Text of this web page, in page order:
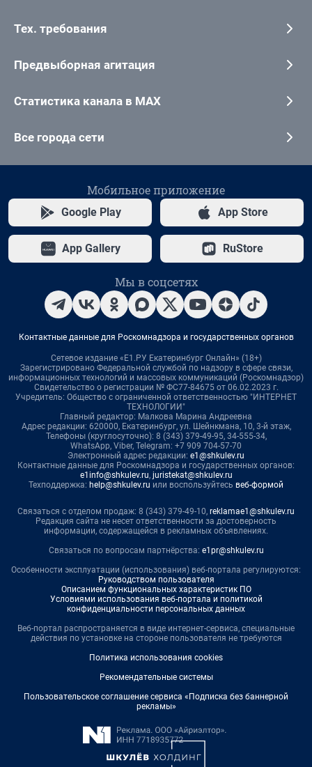
Тех. требования
Предвыборная агитация
Статистика канала в MAX
Все города сети
Мобильное приложение
Google Play App Store
App Gallery RuStore
Мы в соцсетях
Контактные данные для Роскомнадзора и государственных органов
Сетевое издание «Е1.РУ Екатеринбург Онлайн» (18+)
Зарегистрировано Федеральной службой по надзору в сфере связи,
информационных технологий и массовых коммуникаций (Роскомнадзор)
Свидетельство о регистрации № ФС77-84675 от 06.02.2023 г.
Учредитель: Общество с ограниченной ответственностью "ИНТЕРНЕТ
ТЕХНОЛОГИИ"
Главный редактор: Малкова Марина Андреевна
Адрес редакции: 620000, Екатеринбург, ул. Шейнкмана, 10, 3-й этаж,
Телефоны (круглосуточно): 8 (343) 379-49-95, 34-555-34,
WhatsApp, Viber, Telegram: +7 909 704-57-70
Электронный адрес редакции: e1@shkulev.ru
Контактные данные для Роскомнадзора и государственных органов:
e1info@shkulev.ru, juristekat@shkulev.ru
Техподдержка: help@shkulev.ru или воспользуйтесь веб-формой
Связаться с отделом продаж: 8 (343) 379-49-10, reklamae1@shkulev.ru
Редакция сайта не несет ответственности за достоверность
информации, содержащейся в рекламных объявлениях.
Связаться по вопросам партнёрства: e1pr@shkulev.ru
Особенности эксплуатации (использования) веб-портала регулируются:
Руководством пользователя
Описанием функциональных характеристик ПО
Условиями использования веб-портала и политикой
конфиденциальности персональных данных
Веб-портал распространяется в виде интернет-сервиса, специальные
действия по установке на стороне пользователя не требуются
Политика использования cookies
Рекомендательные системы
Пользовательское соглашение сервиса «Подписка без баннерной
рекламы»